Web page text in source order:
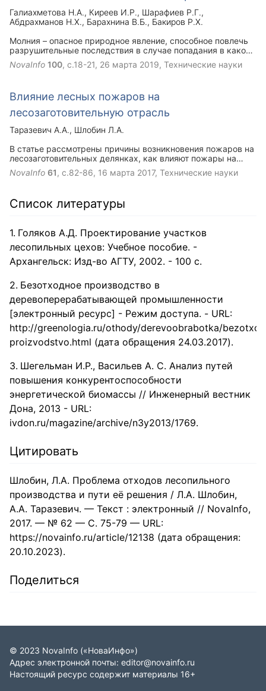
Галиахметова Н.А. Киреев И.Р.
Шарафиев Р.Г.
Абдрахманов Н.Х.
Барахнина В.Б.
Бакиров Р.Х.
Молния – опасное природное явление, способное повлечь
разрушительные последствия в случае попадания в какой-
либо объект. В результате поражения предмета или
человека молния создает мощную тепловую энергию,
защиты железнодорожных цистерн при перевозке
электричества, поскольку основная причина случавшихся
аварийных ситуаций и аварий является слабая или
неэффективная система защиты от молний, что является
фактором возгорания и взрывов.
NovaInfo 100, с.18-21, 26 марта 2019, Технические науки
Влияние лесных пожаров на
лесозаготовительную отрасль
Таразевич А.А.
Шлобин Л.А.
В статье рассмотрены причины возникновения пожаров на
лесозаготовительных делянках, как влияют пожары на
лесозаготовительную отрасль, предложены методы
борьбы с пожарами в лесу.
NovaInfo 61 , с.82-86, 16 марта 2017, Технические науки
Список литературы
Голяков А.Д. Проектирование участков
лесопильных цехов: Учебное пособие. -
Архангельск: Изд-во АГТУ, 2002. - 100 с.
Безотходное производство в
деревоперерабатывающей промышленности
[электронный ресурс] - Режим доступа. - URL:
http://greenologia.ru/othody/derevoobrabotka/
proizvodstvo.html (дата обращения 24.03.2017).
Шегельман И.Р., Васильев А. С. Анализ путей
повышения конкурентоспособности
энергетической биомассы // Инженерный вестник
Дона, 2013 - URL:
ivdon.ru/magazine/archive/n3y2013/1769.
Цитировать
Шлобин, Л.А. Проблема отходов лесопильного
производства и пути её решения / Л.А. Шлобин,
А.А. Таразевич. — Текст : электронный // NovaInfo,
2017. — № 62 — С. 75-79 — URL:
https://novainfo.ru/article/12138 (дата обращения:
20.10.2023).
Поделиться
© 2023 NovaInfo («НоваИнфо»)
Адрес электронной почты: editor@novainfo.ru
Настоящий ресурс содержит материалы 16+